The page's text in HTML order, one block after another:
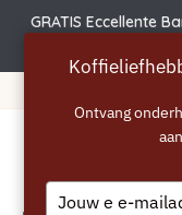
GRATIS Eccellente
Ontvang
Type